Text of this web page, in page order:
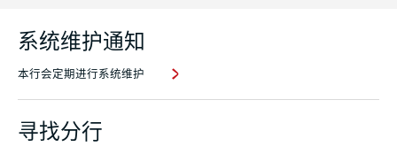
系统维护通知
本行会定期进行系统维护
寻找分行